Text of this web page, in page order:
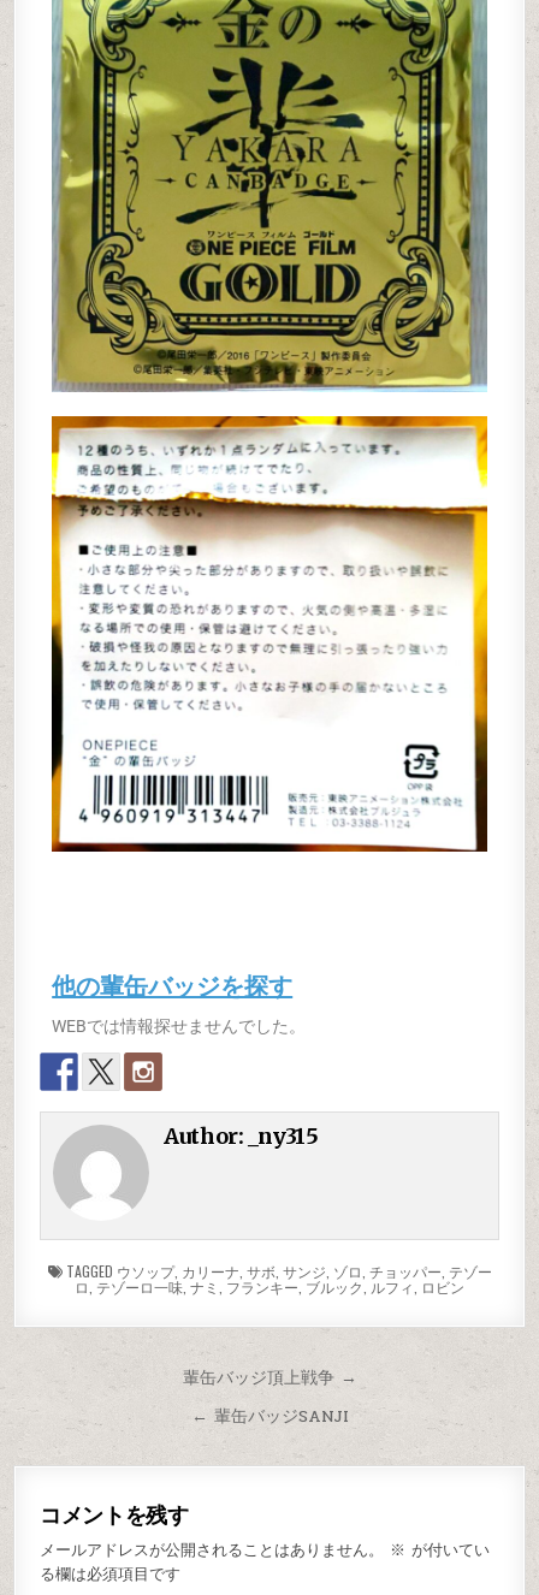
他の輩缶バッジを探す
WEBでは情報探せませんでした。
Author: _ny315
TAGGED ウソップ, カリーナ サボ サンジ ゾロ チョッパー テゾー
ロ テゾーロ一味 ナミ フランキー ブルック, ルフィ ロビン
輩缶バッジ頂上戦争 →
← 輩缶バッジSANJI
コメントを残す
メールアドレスが公開されることはありません。 ※ が付いてい
る欄は必須項目です